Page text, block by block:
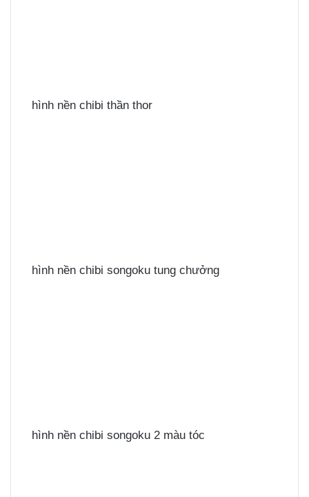
hình nền chibi thần thor
hình nền chibi songoku tung chưởng
hình nền chibi songoku 2 màu tóc